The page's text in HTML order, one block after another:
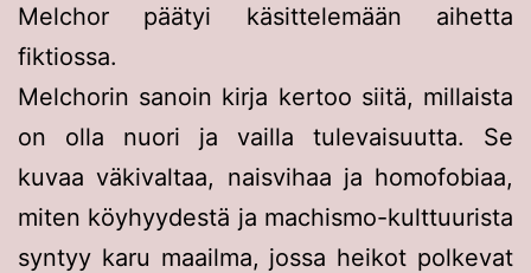
Melchor päätyi käsittelemään aihetta
fiktiossa.
Melchorin sanoin kirja kertoo siitä, millaista
on olla nuori ja vailla tulevaisuutta. Se
kuvaa väkivaltaa, naisvihaa ja homofobiaa,
miten köyhyydestä ja machismo-kulttuurista
syntyy karu maailma, jossa heikot polkevat